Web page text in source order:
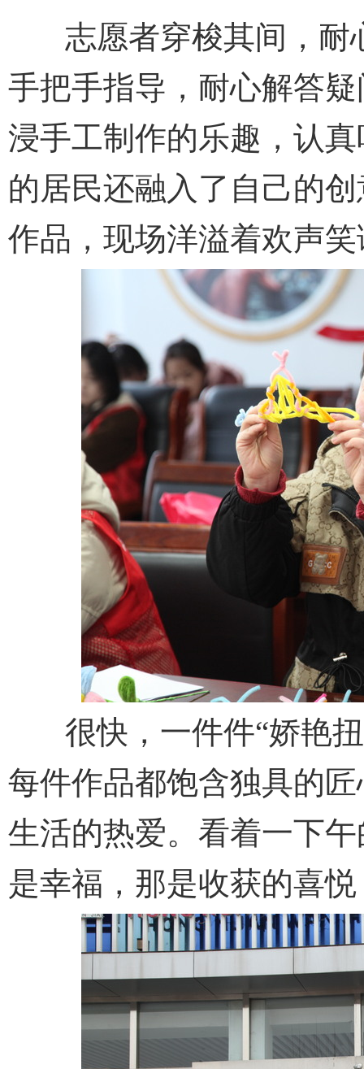
志愿者穿梭其间，耐
手把手指导，耐心解答
浸手工制作的乐趣，认
的居民还融入了自己的
作品，现场洋溢着欢声
很快，一件件“娇艳扭
每件作品都饱含独具的
生活的热爱。看着一下
是幸福，那是收获的喜